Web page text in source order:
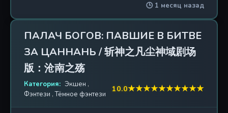
траурный наряд из рисовой бумаги. Главная
героиня Тао Мэнъянь, обычная современная
девушка, оказывается втянутой в водоворот
кошмаров, когда ей начинает сниться один и тот
же сон: она стоит в свадебном зале, но вместо
алого шелка на ней — белое погребальное
платье, а вокруг — безмолвные бумажные
фигуры с пустыми глазницами. Пытаясь
разорвать порочный круг сновидений, Тао
отправляется в реальное путешествие в
🕒 1 месяц назад
ПАЛАЧ БОГОВ: ПАВШИЕ В БИТВЕ
ЗА ЦАННАНЬ / 斩神之凡尘神域剧场
版：沧南之殇
Категория: Экшен ,
Фэнтези ,Тёмное фэнтези
10.0★★★★★★★★★★